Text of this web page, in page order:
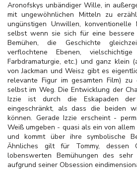
Aronofskys unbändiger Wille, in
mit ungewöhnlichen Mitteln zu
ungünstigen Unwillen, konventionelle
selbst wenn sie sich für eine bessere
Bemühen, die Geschichte
verflochtene Ebenen,
Farbdramaturgie, etc.) und ganz klein
von Jackman und Weisz gibt es
relevante Figur im gesamten Film)
selbst im Weg. Die Entwicklung der
Izzie ist durch die Eskapaden
eingeschränkt, als dass die beiden
können. Gerade Izzie erscheint -
Weiß umgeben - quasi als ein von
und kommt über ihre symbolische
Ähnliches gilt für Tommy, dessen
lobenswerten Bemühungen des sehr
aufgrund seiner Obsession